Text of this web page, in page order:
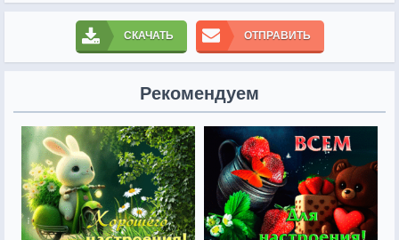
СКАЧАТЬ ОТПРАВИТЬ
Рекомендуем